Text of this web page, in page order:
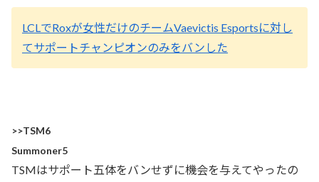
LCLでRoxが女性だけのチームVaevictis Esportsに対し
てサポートチャンピオンのみをバンした
>>TSM6
Summoner5
TSMはサポート五体をバンせずに機会を与えてやったの